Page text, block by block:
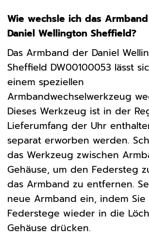
Wie wechsle ich das
Daniel Wellington Sheffield?
Das Armband der Daniel
Sheffield DW00100053 lässt
einem speziellen
Armbandwechselwerkzeug
Dieses Werkzeug ist in der
Lieferumfang der Uhr
separat erworben werden.
das Werkzeug zwischen
Gehäuse, um den Federsteg
das Armband zu entfernen.
neue Armband ein, indem Sie
Federstege wieder in die
Gehäuse drücken.